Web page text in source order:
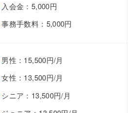
入会金：5,000円
事務手数料：5,000円
男性：15,500円/月
女性：13,500円/月
シニア：13,500円/月